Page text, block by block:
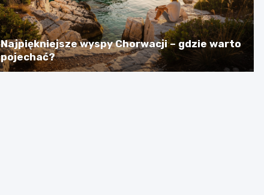
Najpiękniejsze wyspy Chorwacji – gdzie warto
pojechać?